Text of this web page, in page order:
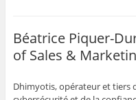
Béatrice Piquer-
of Sales &
Dhimyotis, opérateur et tiers